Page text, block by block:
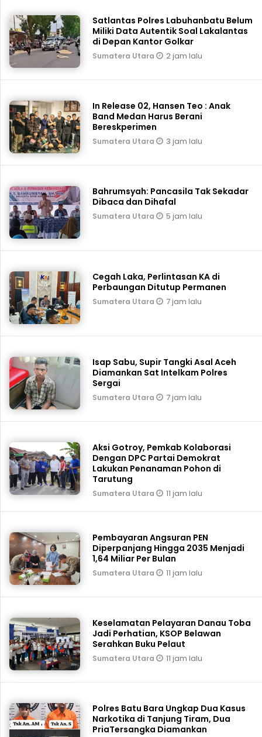
Satlantas Polres Labuhanbatu Belum
Miliki Data Autentik Soal Lakalantas
di Depan Kantor Golkar
Sumatera Utara 2 jam lalu
In Release 02, Hansen Teo : Anak
Band Medan Harus Berani
Bereskperimen
Sumatera Utara 3 jam lalu
Bahrumsyah: Pancasila Tak Sekadar
Dibaca dan Dihafal
Sumatera Utara 5 jam lalu
Cegah Laka, Perlintasan KA di
Perbaungan Ditutup Permanen
Sumatera Utara 7 jam lalu
Isap Sabu, Supir Tangki Asal Aceh
Diamankan Sat Intelkam Polres
Sergai
Sumatera Utara 7 jam lalu
Aksi Gotroy, Pemkab ‎Kolaborasi
Dengan DPC Partai Demokrat
Lakukan Penanaman Pohon di
Tarutung
Sumatera Utara 11 jam lalu
Pembayaran Angsuran PEN
Diperpanjang Hingga 2035 Menjadi
1,64 Miliar Per Bulan
Sumatera Utara 11 jam lalu
Keselamatan Pelayaran Danau Toba
Jadi Perhatian, KSOP Belawan
Serahkan Buku Pelaut
Sumatera Utara 11 jam lalu
Polres Batu Bara Ungkap Dua Kasus
Narkotika di Tanjung Tiram, Dua
PriaTersangka Diamankan